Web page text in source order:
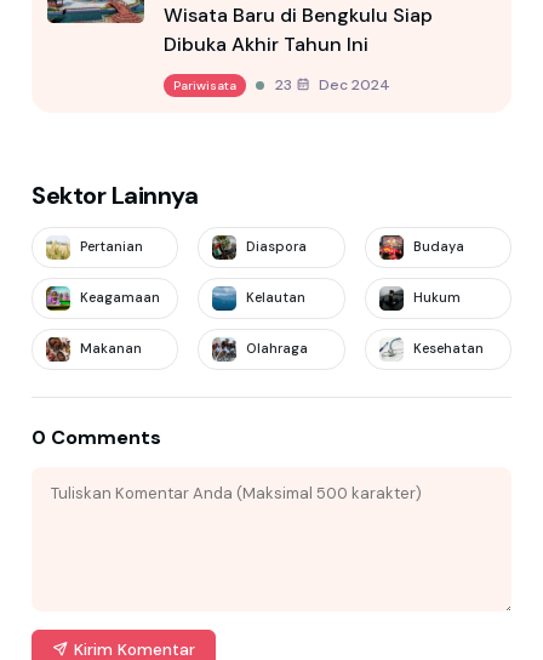
Wisata Baru di Bengkulu Siap
Dibuka Akhir Tahun Ini
Pariwisata 23 Dec 2024
Sektor Lainnya
Pertanian Diaspora Budaya
Keagamaan Kelautan Hukum
Makanan Olahraga Kesehatan
0 Comments
Kirim Komentar